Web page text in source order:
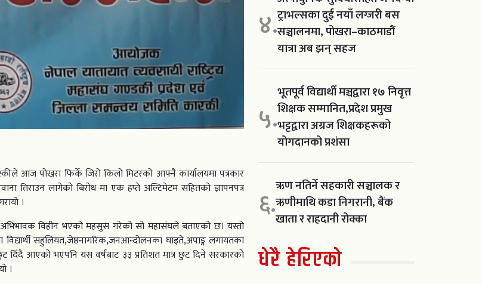
आज पोखरा फिर्के जिरो किलो मिटरको आफ्नै कार्यालयमा पत्रकार
तिराउन लागेको बिरोध मा एक हप्ते अल्टिमेटम सहितको ज्ञापनपत्र
।
विहीन भएको महसुस गरेको सो महासंघले बताएको छ। यस्तो
सहुलियत,जेष्ठनागरिक,जनआन्दोलनका घाइते,अपाङ्ग लगायतका
दिँदै आएको भएपनि यस वर्षबाट ३३ प्रतिशत मात्र छुट दिने सरकारको
।
४.ट्राभल्सका दुई नयाँ लग्जरी बस
सञ्चालनमा, पोखरा–काठमाडौं
यात्रा अब झन् सहज
५.
भूतपूर्व विद्यार्थी मञ्चद्वारा १७ निवृत्त
शिक्षक सम्मानित,प्रदेश प्रमुख
भट्टद्वारा अग्रज शिक्षकहरूको
योगदानको प्रशंसा
६.ऋण नतिर्ने सहकारी सञ्चालक र
ऋणीमाथि कडा निगरानी, बैंक
खाता र राहदानी रोक्का
धेरै हेरिएको